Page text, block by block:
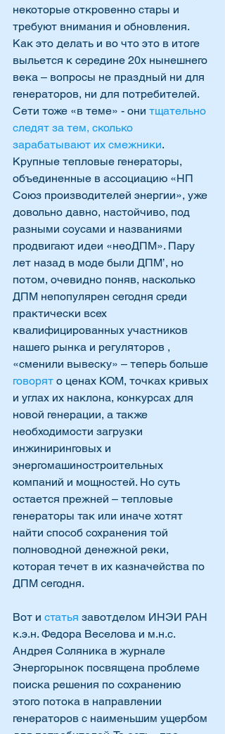
некоторые откровенно стары и
требуют внимания и обновления.
Как это делать и во что это в итоге
выльется к середине 20х нынешнего
века – вопросы не праздный ни для
генераторов, ни для потребителей.
Сети тоже «в теме» - они тщательно
следят за тем, сколько
зарабатывают их смежники.
Крупные тепловые генераторы,
объединенные в ассоциацию «НП
Союз производителей энергии», уже
довольно давно, настойчиво, под
разными соусами и названиями
продвигают идеи «неоДПМ». Пару
лет назад в моде были ДПМ’, но
потом, очевидно поняв, насколько
ДПМ непопулярен сегодня среди
практически всех
квалифицированных участников
нашего рынка и регуляторов ,
«сменили вывеску» – теперь больше
говорят о ценах КОМ, точках кривых
и углах их наклона, конкурсах для
новой генерации, а также
необходимости загрузки
инжиниринговых и
энергомашиностроительных
компаний и мощностей. Но суть
остается прежней – тепловые
генераторы так или иначе хотят
найти способ сохранения той
полноводной денежной реки,
которая течет в их казначейства по
ДПМ сегодня.
Вот и статья завотделом ИНЭИ РАН
к.э.н. Федора Веселова и м.н.с.
Андрея Соляника в журнале
Энергорынок посвящена проблеме
поиска решения по сохранению
этого потока в направлении
генераторов с наименьшим ущербом